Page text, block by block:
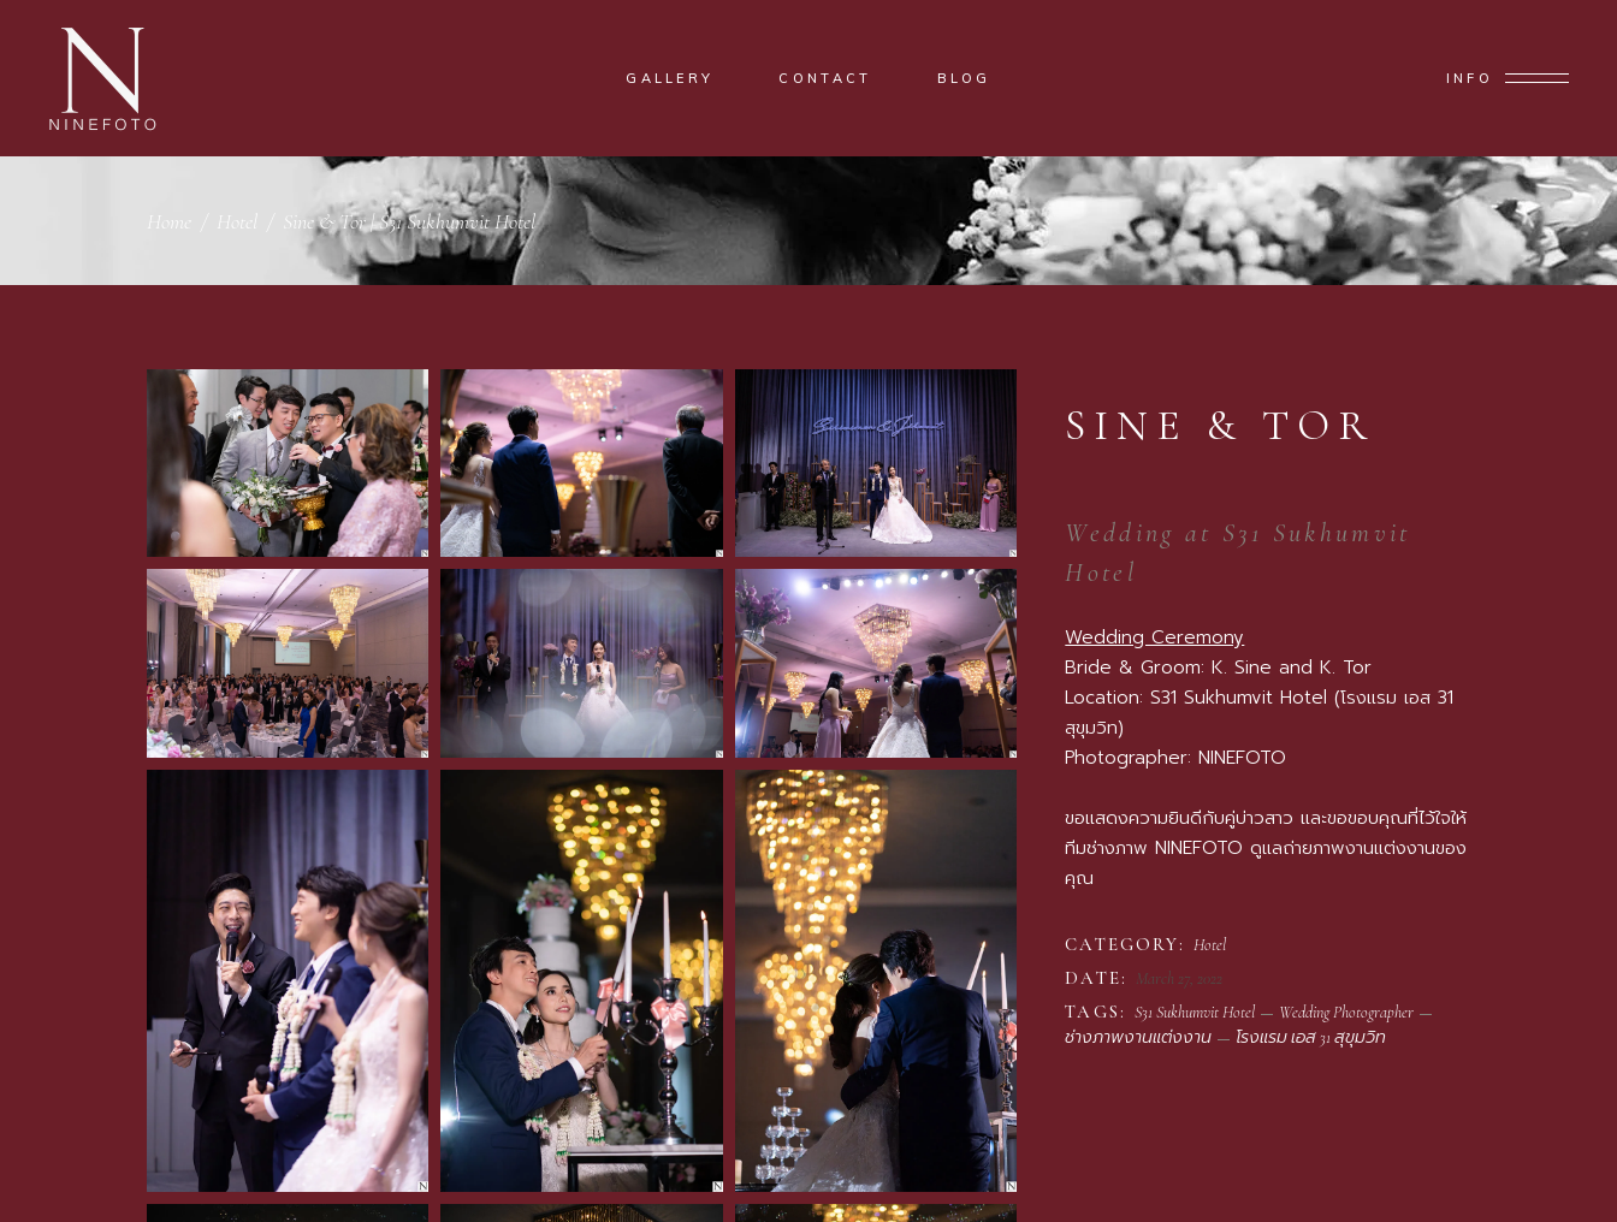
GALLERY CONTACT BLOG INFO
Home Hotel Sine & Tor | S31 Sukhumvit Hotel
SINE & TOR
Wedding at S31 Sukhumvit
Hotel
Wedding Ceremony
Bride & Groom: K. Sine and K. Tor
Location: S31 Sukhumvit Hotel (โรงแรม เอส 31
สุขุมวิท)
Photographer:NINEFOTO
ขอแสดงความยินดีกับคู่บ่าวสาว และขอขอบคุณที่ไว้ใจให้
ทีมช่างภาพNINEFOTO ดูแลถ่ายภาพงานแต่งงานของ
คุณ
CATEGORY: Hotel
DATE: March 27, 2022
TAGS: S31 Sukhumvit Hotel
Wedding Photographer
ช่างภาพงานแต่งงาน
โรงแรม เอส 31 สุขุมวิท